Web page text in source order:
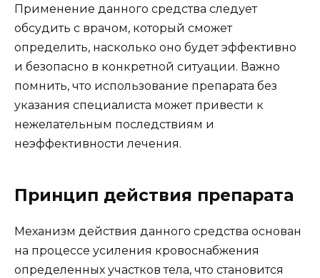
Применение данного средства следует
обсудить с врачом, который сможет
определить, насколько оно будет эффективно
и безопасно в конкретной ситуации. Важно
помнить, что использование препарата без
указания специалиста может привести к
нежелательным последствиям и
неэффективности лечения.
Принцип действия препарата
Механизм действия данного средства основан
на процессе усиления кровоснабжения
определенных участков тела, что становится